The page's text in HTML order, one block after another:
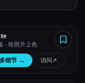
- 给照片上色
细节 → 访问 ↗︎